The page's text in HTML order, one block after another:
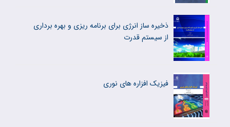
ذخیره ساز انرژی برای برنامه ریزی و بهره برداری
از سیستم قدرت
فیزیک افزاره های نوری